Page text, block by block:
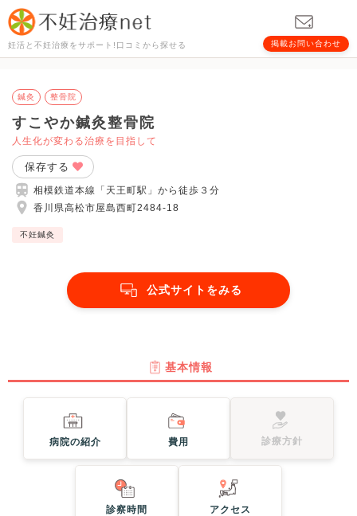
妊活と不妊治療をサポート!口コミから探せる 掲載お問い合わせ
鍼灸 整骨院
すこやか鍼灸整骨院
人生化が変わる治療を目指して
保存する
相模鉄道本線「天王町駅」から徒歩３分
香川県高松市屋島西町2484-18
不妊鍼灸
公式サイトをみる
基本情報
病院の紹介 費用 診療方針
診察時間 アクセス